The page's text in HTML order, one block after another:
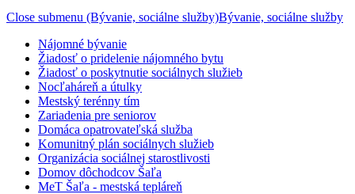
Close submenu (Bývanie, sociálne služby)Bývanie, sociálne služby
Nájomné bývanie
Žiadosť o pridelenie nájomného bytu
Žiadosť o poskytnutie sociálnych služieb
Nocľaháreň a útulky
Mestský terénny tím
Zariadenia pre seniorov
Domáca opatrovateľská služba
Komunitný plán sociálnych služieb
Organizácia sociálnej starostlivosti
Domov dôchodcov Šaľa
MeT Šaľa - mestská tepláreň